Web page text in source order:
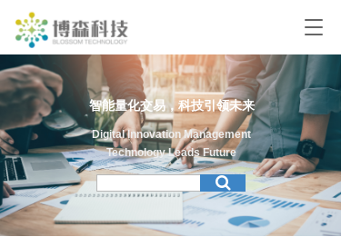
T
g
e
n
a
v
i
g
a
智能量化交易，科技引领未来
Digital Innovation Management
Technology Leads Future